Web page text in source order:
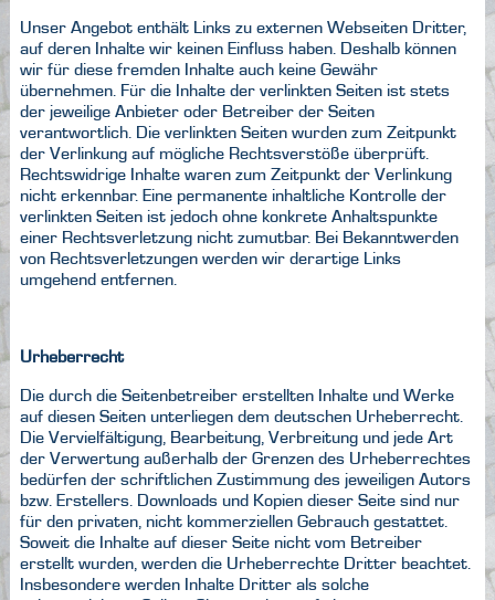
Unser Angebot enthält Links zu externen Webseiten Dritter,
auf deren Inhalte wir keinen Einfluss haben. Deshalb können
wir für diese fremden Inhalte auch keine Gewähr
übernehmen. Für die Inhalte der verlinkten Seiten ist stets
der jeweilige Anbieter oder Betreiber der Seiten
verantwortlich. Die verlinkten Seiten wurden zum Zeitpunkt
der Verlinkung auf mögliche Rechtsverstöße überprüft.
Rechtswidrige Inhalte waren zum Zeitpunkt der Verlinkung
nicht erkennbar. Eine permanente inhaltliche Kontrolle der
verlinkten Seiten ist jedoch ohne konkrete Anhaltspunkte
einer Rechtsverletzung nicht zumutbar. Bei Bekanntwerden
von Rechtsverletzungen werden wir derartige Links
umgehend entfernen.
Urheberrecht
Die durch die Seitenbetreiber erstellten Inhalte und Werke
auf diesen Seiten unterliegen dem deutschen Urheberrecht.
Die Vervielfältigung, Bearbeitung, Verbreitung und jede Art
der Verwertung außerhalb der Grenzen des Urheberrechtes
bedürfen der schriftlichen Zustimmung des jeweiligen Autors
bzw. Erstellers. Downloads und Kopien dieser Seite sind nur
für den privaten, nicht kommerziellen Gebrauch gestattet.
Soweit die Inhalte auf dieser Seite nicht vom Betreiber
erstellt wurden, werden die Urheberrechte Dritter beachtet.
Insbesondere werden Inhalte Dritter als solche